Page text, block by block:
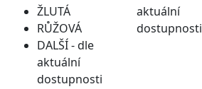
ŽLUTÁ
RŮŽOVÁ
DALŠÍ - dle
aktuální
dostupnosti
aktuální
dostupnosti